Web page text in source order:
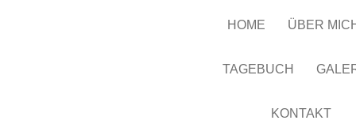
HOME ÜBER
TAGEBUCH
KONTAKT